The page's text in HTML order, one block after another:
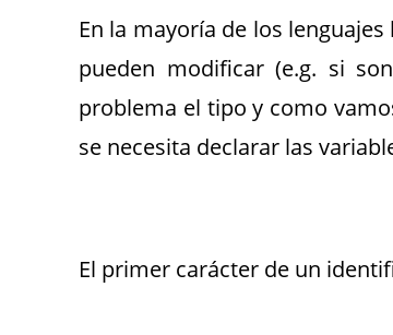
En la mayoría de los
pueden modificar (e.g. si
problema el tipo y como
se necesita declarar las
El primer carácter de un